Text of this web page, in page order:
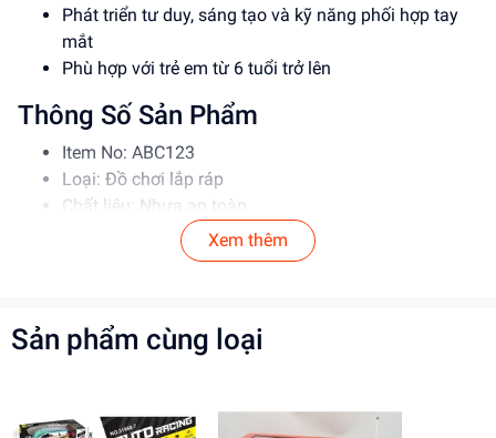
Phát triển tư duy, sáng tạo và kỹ năng phối hợp tay
mắt
Phù hợp với trẻ em từ 6 tuổi trở lên
Thông Số Sản Phẩm
Item No: ABC123
Loại: Đồ chơi lắp ráp
Chất liệu: Nhựa an toàn
Độ tuổi phù hợp: 6 tuổi trở lên
Lắp ráp theo đúng trình tự để đảm bảo an toàn
Lợi Ích Phát Triển
Xem thêm
Sản phẩm cùng loại